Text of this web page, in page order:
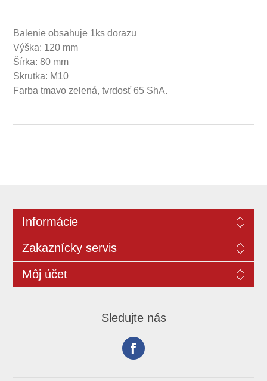
Balenie obsahuje 1ks dorazu
Výška: 120 mm
Šírka: 80 mm
Skrutka: M10
Farba tmavo zelená, tvrdosť 65 ShA.
Informácie
Zakaznícky servis
Môj účet
Sledujte nás